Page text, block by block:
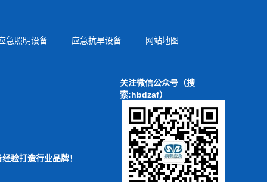
急照明设备 应急抗旱设备 网站地图
验打造行业品牌！
关注微信公众号（搜
索:hbdzaf）